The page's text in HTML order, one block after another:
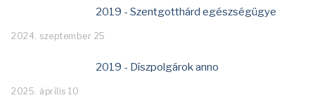
2019 - Szentgotthárd egészségügye
2024. szeptember 25
2019 - Díszpolgárok anno
2025. április 10